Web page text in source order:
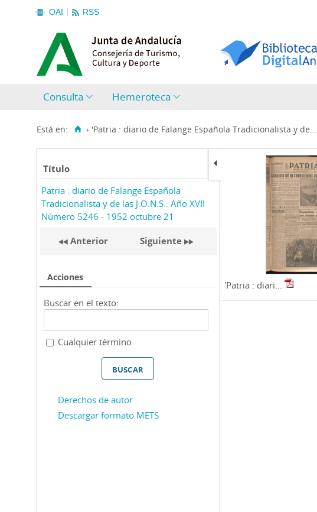
OAI RSS
Consulta Hemeroteca
Está en: › 'Patria : diario de Falange Española Tradicionalista y de...
Título
Patria : diario de Falange Española
Tradicionalista y de las J.O.N.S.: Año XVII
Número 5246 - 1952 octubre 21
Anterior Siguiente
Acciones
Buscar en el texto:
Cualquier término
Derechos de autor
Descargar formato METS
'Patria : diari...